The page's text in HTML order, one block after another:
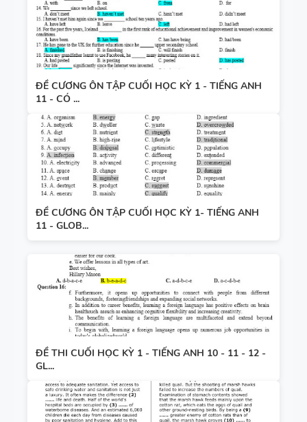
ĐỀ CƯƠNG ÔN TẬP CUỐI HỌC KỲ 1 - TIẾNG ANH
11 - CÓ ...
ĐỀ CƯƠNG ÔN TẬP CUỐI HỌC KỲ 1- TIẾNG ANH
11 - GLOB...
ĐỀ THI CUỐI HỌC KỲ 1 - TIẾNG ANH 10 - 11 - 12 -
GL...